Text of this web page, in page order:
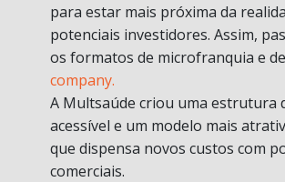
para estar mais próxima da
potenciais investidores. Assim,
os formatos de microfranquia e de
company.
A Multsaúde criou uma estrutura
acessível e um modelo mais
que dispensa novos custos com
comerciais.